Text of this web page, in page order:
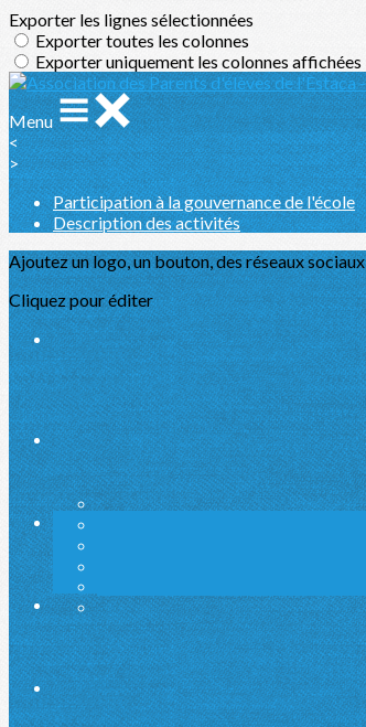
Exporter les lignes sélectionnées
Exporter toutes les colonnes
Exporter uniquement les colonnes affichées
Menu
<
>
Participation à la gouvernance de l'école
Description des activités
Ajoutez un logo, un bouton, des réseaux sociaux
Cliquez pour éditer